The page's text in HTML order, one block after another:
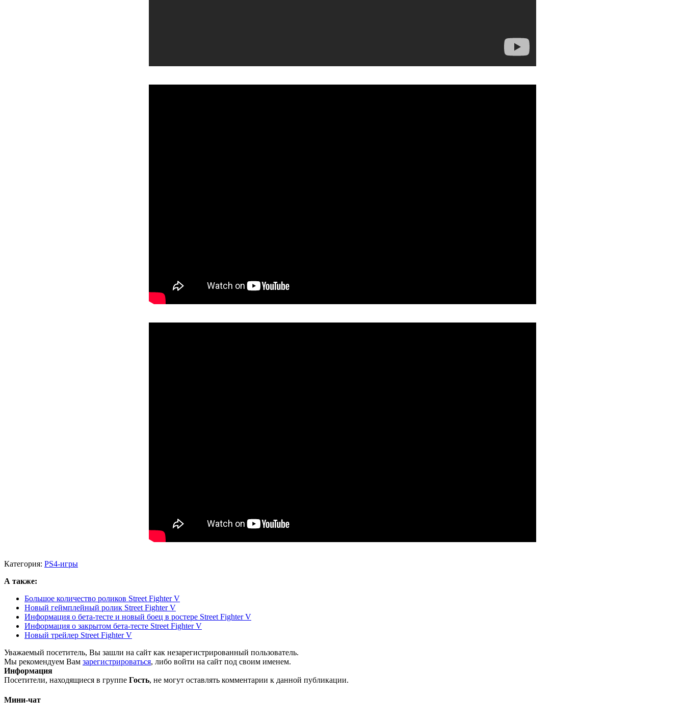
Категория: PS4-игры
А также:
Большое количество роликов Street Fighter V
Новый геймплейный ролик Street Fighter V
Информация о бета-тесте и новый боец в ростере Street Fighter V
Информация о закрытом бета-тесте Street Fighter V
Новый трейлер Street Fighter V
Уважаемый посетитель, Вы зашли на сайт как незарегистрированный пользователь.
Мы рекомендуем Вам зарегистрироваться, либо войти на сайт под своим именем.
Информация
Посетители, находящиеся в группе Гость, не могут оставлять комментарии к данной публикации.
Мини-чат